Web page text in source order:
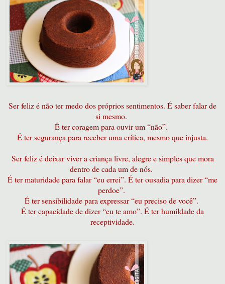
Ser feliz é não ter medo dos próprios sentimentos. É saber falar de
si mesmo.
É ter coragem para ouvir um “não”.
É ter segurança para receber uma crítica, mesmo que injusta.
Ser feliz é deixar viver a criança livre, alegre e simples que mora
dentro de cada um de nós.
É ter maturidade para falar “eu errei”. É ter ousadia para dizer “me
perdoe”.
É ter sensibilidade para expressar “eu preciso de você”.
É ter capacidade de dizer “eu te amo”. É ter humildade da
receptividade.